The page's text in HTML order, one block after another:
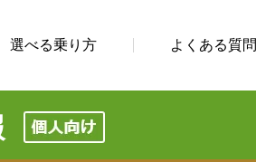
選べる乗り方 よくある質問